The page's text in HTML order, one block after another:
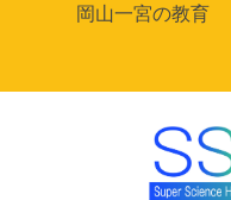
岡山一宮の教育